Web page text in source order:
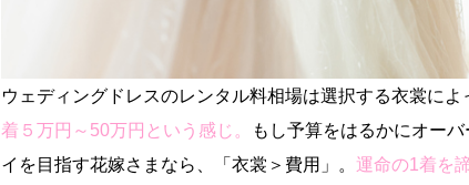
ウェディングドレスのレンタル料相場は選択する衣裳によ
着５万円～50万円という感じ。
もし予算をはるかにオー
イを目指す花嫁さまなら、「衣裳＞費用」。 運命の1着を